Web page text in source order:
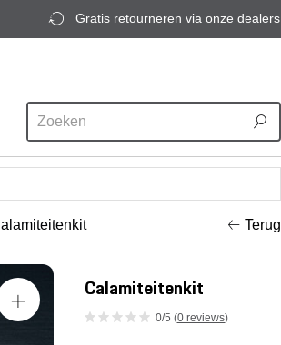
Gratis retourneren via onze dealers
Calamiteitenkit Terug
Calamiteitenkit
0/5 (0 reviews)